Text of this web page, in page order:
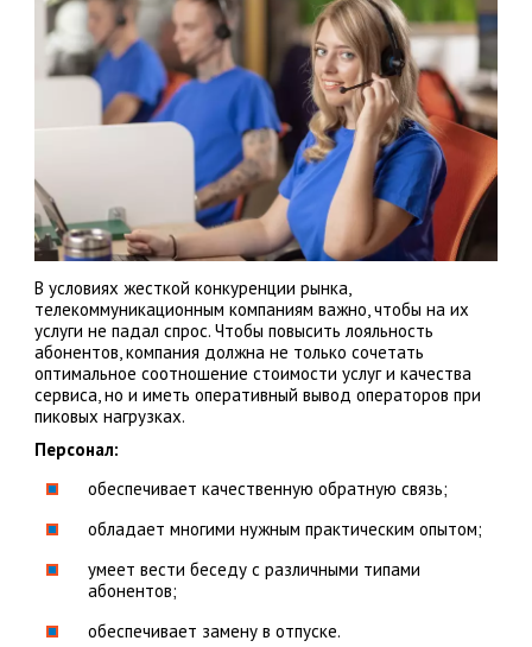
В условиях жесткой конкуренции рынка,
телекоммуникационным компаниям важно, чтобы на их
услуги не падал спрос. Чтобы повысить лояльность
абонентов, компания должна не только сочетать
оптимальное соотношение стоимости услуг и качества
сервиса, но и иметь оперативный вывод операторов при
пиковых нагрузках.
Персонал:
обеспечивает качественную обратную связь;
обладает многими нужным практическим опытом;
умеет вести беседу с различными типами
абонентов;
обеспечивает замену в отпуске.